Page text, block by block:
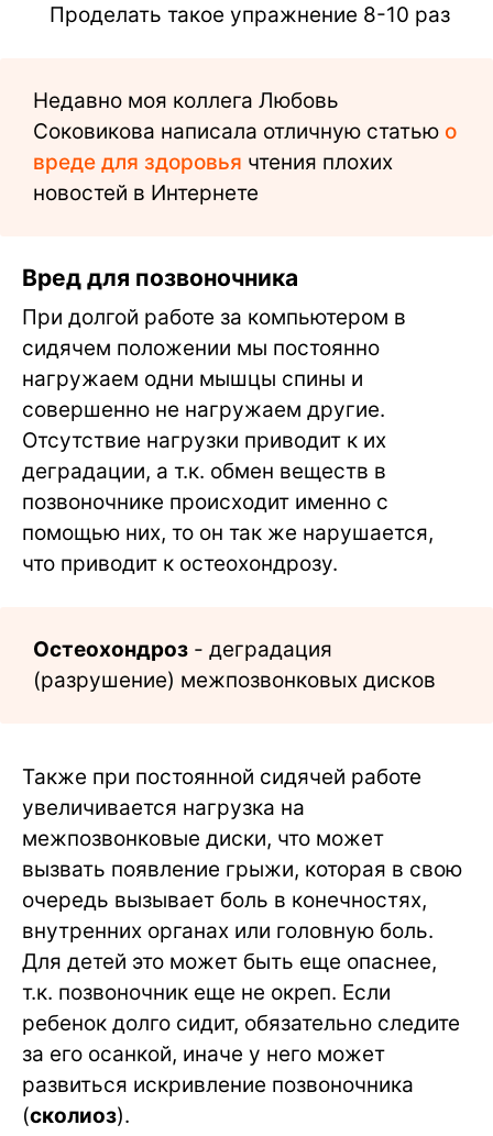
Проделать такое упражнение 8-10 раз
Недавно моя коллега Любовь
Соковикова написала отличную статью о
вреде для здоровья чтения плохих
новостей в Интернете
Вред для позвоночника
При долгой работе за компьютером в
сидячем положении мы постоянно
нагружаем одни мышцы спины и
совершенно не нагружаем другие.
Отсутствие нагрузки приводит к их
деградации, а т.к. обмен веществ в
позвоночнике происходит именно с
помощью них, то он так же нарушается,
что приводит к остеохондрозу.
Остеохондроз - деградация
(разрушение) межпозвонковых дисков
Также при постоянной сидячей работе
увеличивается нагрузка на
межпозвонковые диски, что может
вызвать появление грыжи, которая в свою
очередь вызывает боль в конечностях,
внутренних органах или головную боль.
Для детей это может быть еще опаснее,
т.к. позвоночник еще не окреп. Если
ребенок долго сидит, обязательно следите
за его осанкой, иначе у него может
развиться искривление позвоночника
(сколиоз).